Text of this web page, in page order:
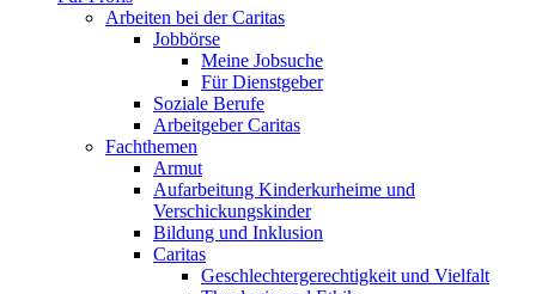
Arbeiten bei der Caritas
Jobbörse
Meine Jobsuche
Für Dienstgeber
Soziale Berufe
Arbeitgeber Caritas
Fachthemen
Armut
Aufarbeitung Kinderkurheime und
Verschickungskinder
Bildung und Inklusion
Caritas
Geschlechtergerechtigkeit und Vielfalt